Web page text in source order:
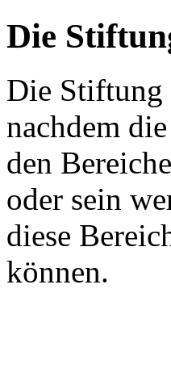
Die
Die Stiftung
nachdem
den
oder sein
diese
können.